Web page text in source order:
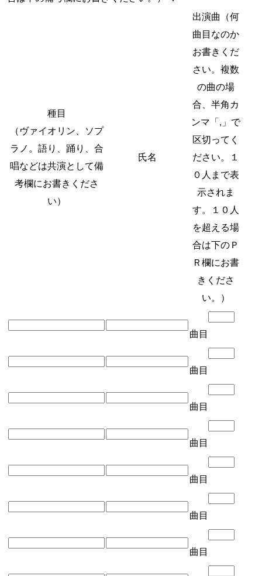
種目
（ヴァイオリン、ソプ
ラノ。語り、踊り、合
唱などは共演として備
考欄にお書きくださ
い）
氏名
出演曲（何
曲目なのか
お書きくだ
さい。複数
の曲の場
合、半角カ
ンマ「,」で
区切ってく
ださい。１
０人まで表
示されま
す。１０人
を超える場
合は下のＰ
Ｒ欄にお書
きくださ
い。）
曲目
曲目
曲目
曲目
曲目
曲目
曲目